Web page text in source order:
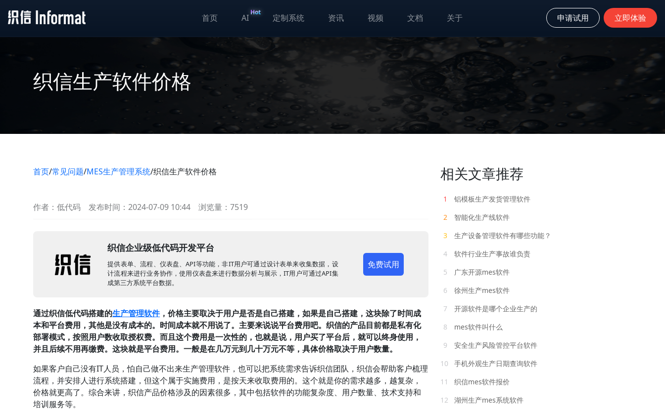
首页 AI
Hot
定制系统 资讯 视频 文档 关于 申请试用 立即体验
织信生产软件价格
首页/常见问题/MES生产管理系统/织信生产软件价格
作者：低代码 发布时间：2024-07-09 10:44 浏览量：7519
织信企业级低代码开发平台
提供表单、流程、仪表盘、API等功能，非IT用户可通过设计表单来收集数据，设
计流程来进行业务协作，使用仪表盘来进行数据分析与展示，IT用户可通过API集
成第三方系统平台数据。
免费试用
通过织信低代码搭建的生产管理软件，价格主要取决于用户是否是自己搭建，如果是自己搭建，这块除了时间成
本和平台费用，其他是没有成本的。时间成本就不用说了。主要来说说平台费用吧。织信的产品目前都是私有化
部署模式，按照用户数收取授权费。而且这个费用是一次性的，也就是说，用户买了平台后，就可以终身使用，
并且后续不用再缴费。这块就是平台费用。一般是在几万元到几十万元不等，具体价格取决于用户数量。
如果客户自己没有IT人员，怕自己做不出来生产管理软件，也可以把系统需求告诉织信团队，织信会帮助客户梳理
流程，并安排人进行系统搭建，但这个属于实施费用，是按天来收取费用的。这个就是你的需求越多，越复杂，
价格就更高了。综合来讲，织信产品价格涉及的因素很多，其中包括软件的功能复杂度、用户数量、技术支持和
培训服务等。
相关文章推荐
1
铝模板生产发货管理软件
2
智能化生产线软件
3
生产设备管理软件有哪些功能？
4
软件行业生产事故谁负责
5
广东开源mes软件
6
徐州生产mes软件
7
开源软件是哪个企业生产的
8
mes软件叫什么
9
安全生产风险管控平台软件
10
手机外观生产日期查询软件
11
织信mes软件报价
12
湖州生产mes系统软件